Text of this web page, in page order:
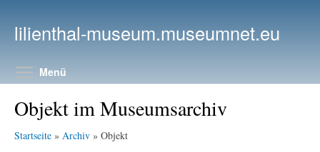
lilienthal-museum.museumnet.eu
Menü
Objekt im Museumsarchiv
Startseite » Archiv » Objekt